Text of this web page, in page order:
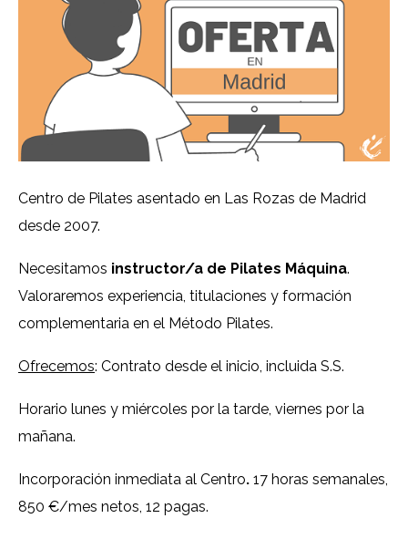
Centro de Pilates asentado en Las Rozas de Madrid
desde 2007.
Necesitamos instructor/a de Pilates Máquina.
Valoraremos experiencia, titulaciones y formación
complementaria en el Método Pilates.
Ofrecemos: Contrato desde el inicio, incluida S.S.
Horario lunes y miércoles por la tarde, viernes por la
mañana.
Incorporación inmediata al Centro. 17 horas semanales,
850 €/mes netos, 12 pagas.